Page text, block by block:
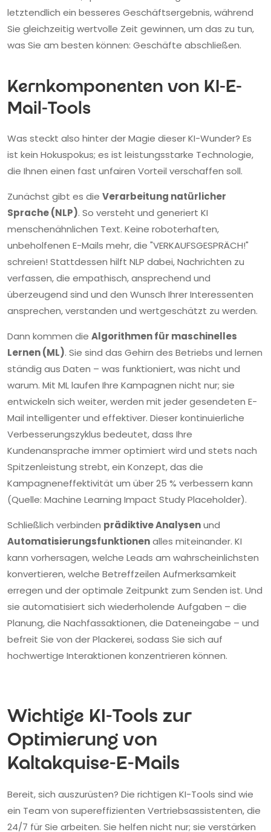
letztendlich ein besseres Geschäftsergebnis, während
Sie gleichzeitig wertvolle Zeit gewinnen, um das zu tun,
was Sie am besten können: Geschäfte abschließen.
Kernkomponenten von KI-E-
Mail-Tools
Was steckt also hinter der Magie dieser KI-Wunder? Es
ist kein Hokuspokus; es ist leistungsstarke Technologie,
die Ihnen einen fast unfairen Vorteil verschaffen soll.
Zunächst gibt es die Verarbeitung natürlicher
Sprache (NLP). So versteht und generiert KI
menschenähnlichen Text. Keine roboterhaften,
unbeholfenen E-Mails mehr, die "VERKAUFSGESPRÄCH!"
schreien! Stattdessen hilft NLP dabei, Nachrichten zu
verfassen, die empathisch, ansprechend und
überzeugend sind und den Wunsch Ihrer Interessenten
ansprechen, verstanden und wertgeschätzt zu werden.
Dann kommen die Algorithmen für maschinelles
Lernen (ML). Sie sind das Gehirn des Betriebs und lernen
ständig aus Daten – was funktioniert, was nicht und
warum. Mit ML laufen Ihre Kampagnen nicht nur; sie
entwickeln sich weiter, werden mit jeder gesendeten E-
Mail intelligenter und effektiver. Dieser kontinuierliche
Verbesserungszyklus bedeutet, dass Ihre
Kundenansprache immer optimiert wird und stets nach
Spitzenleistung strebt, ein Konzept, das die
Kampagneneffektivität um über 25 % verbessern kann
(Quelle: Machine Learning Impact Study Placeholder).
Schließlich verbinden prädiktive Analysenund
Automatisierungsfunktionenalles miteinander. KI
kann vorhersagen, welche Leads am wahrscheinlichsten
konvertieren, welche Betreffzeilen Aufmerksamkeit
erregen und der optimale Zeitpunkt zum Senden ist. Und
sie automatisiert sich wiederholende Aufgaben – die
Planung, die Nachfassaktionen, die Dateneingabe – und
befreit Sie von der Plackerei, sodass Sie sich auf
hochwertige Interaktionen konzentrieren können.
Wichtige KI-Tools zur
Optimierung von
Kaltakquise-E-Mails
Bereit, sich auszurüsten? Die richtigen KI-Tools sind wie
ein Team von supereffizienten Vertriebsassistenten, die
24/7 für Sie arbeiten. Sie helfen nicht nur; sie verstärken